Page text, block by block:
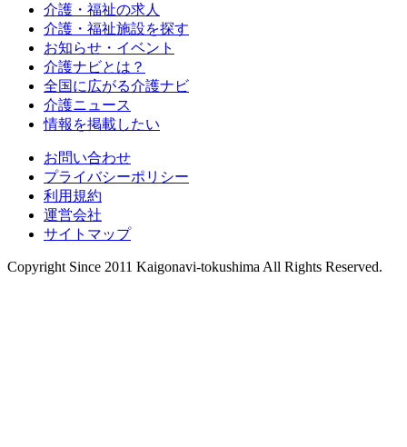
介護・福祉の求人
介護・福祉施設を探す
お知らせ・イベント
介護ナビとは？
全国に広がる介護ナビ
介護ニュース
情報を掲載したい
お問い合わせ
プライバシーポリシー
利用規約
運営会社
サイトマップ
Copyright Since 2011 Kaigonavi-tokushima All Rights Reserved.